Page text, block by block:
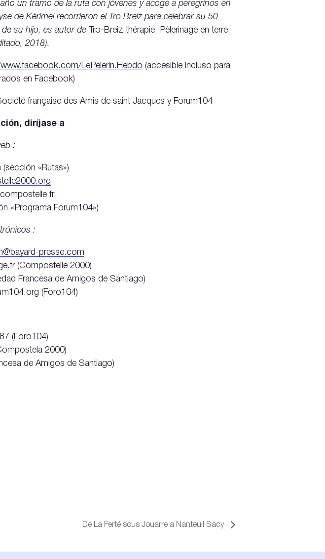
un tramo de la ruta con jóvenes y acoge a peregrinos en
de Kérimel recorrieron el Tro Breiz para celebrar su 50
su hijo, es autor de
Tro-Breiz thérapie. Pèlerinage en terre
2018).
LePelerin.Hebdo (accesible incluso para
en Facebook)
française des Amis de saint Jacques y Forum104
diríjase a
:
«Rutas»)
«Programa Forum104»)
:
presse.com
(Compostelle 2000)
Francesa de Amigos de Santiago)
(Foro104)
(Foro104)
2000)
de Amigos de Santiago)
De La Ferté sous Jouarre a Nanteuil Sacy